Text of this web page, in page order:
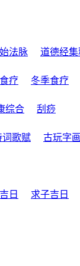
法脉
道德经集
疗 冬季食疗
综合
刮痧
词歌赋 古玩字画
日
求子吉日